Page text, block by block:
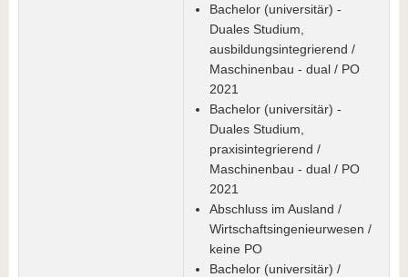
Bachelor (universitär) -
Duales Studium,
ausbildungsintegrierend /
Maschinenbau - dual / PO
2021
Bachelor (universitär) -
Duales Studium,
praxisintegrierend /
Maschinenbau - dual / PO
2021
Abschluss im Ausland /
Wirtschaftsingenieurwesen /
keine PO
Bachelor (universitär) /